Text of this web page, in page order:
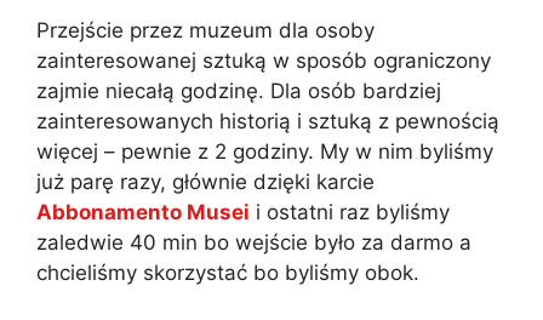
Przejście przez muzeum dla osoby
zainteresowanej sztuką w sposób ograniczony
zajmie niecałą godzinę. Dla osób bardziej
zainteresowanych historią i sztuką z pewnością
więcej – pewnie z 2 godziny. My w nim byliśmy
już parę razy, głównie dzięki karcie
Abbonamento Musei i ostatni raz byliśmy
zaledwie 40 min bo wejście było za darmo a
chcieliśmy skorzystać bo byliśmy obok.